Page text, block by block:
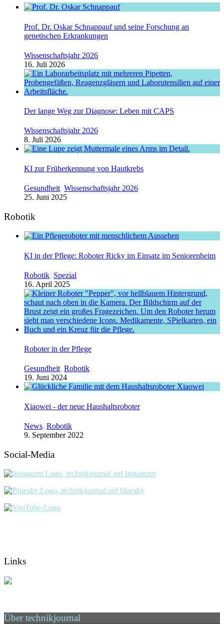
Prof. Dr. Oskar Schnappauf und seine Forschung an
genetischen Erkrankungen
Wissenschaftsjahr 2026
16. Juli 2026
Der lange Weg zur Diagnose: Leben mit CAPS
Wissenschaftsjahr 2026
8. Juli 2026
KI zur Früherkennung von Hautkrebs
Gesundheit, Wissenschaftsjahr 2026
25. Juni 2025
Robotik
KI in der Pflege: Roboter Ricky im Einsatz im Seniorenheim
Robotik, Spezial
16. April 2025
Roboter in der Pflege
Gesundheit, Robotik
19. Juni 2024
Xiaowei - der neue Haushaltsroboter
News, Robotik
9. September 2022
Social-Media
Links
Über technikjournal